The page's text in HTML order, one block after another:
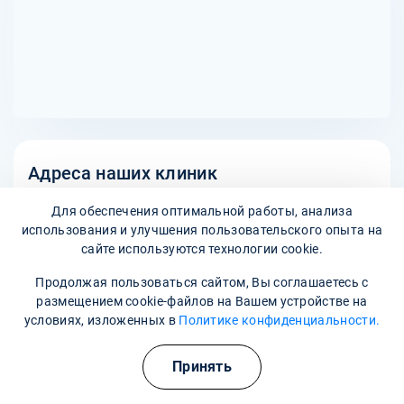
Адреса наших клиник
Октябрьская улица, 75
Наши контакты
8 800 302-36-47
meleuz@narkopremium.ru
Для обеспечения оптимальной работы, анализа
использования и улучшения пользовательского опыта на
сайте используются технологии cookie.
Продолжая пользоваться сайтом, Вы соглашаетесь с
размещением cookie-файлов на Вашем устройстве на
условиях, изложенных в Политике конфиденциальности.
Принять